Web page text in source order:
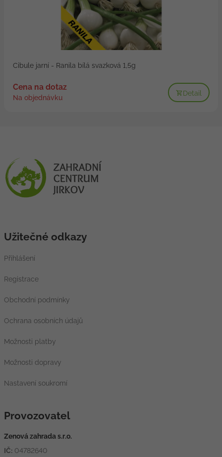
Cibule jarní - Ranila bílá svazková 1,5g
Cena na dotaz
Na objednávku
Detail
Užitečné odkazy
Přihlášení
Registrace
Obchodní podmínky
Ochrana osobních údajů
Možnosti platby
Možnosti dopravy
Nastavení soukromí
Provozovatel
Zenová zahrada s.r.o.
IČ: 04782640